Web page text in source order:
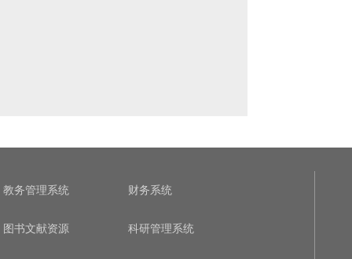
教务管理系统 财务系统
图书文献资源 科研管理系统